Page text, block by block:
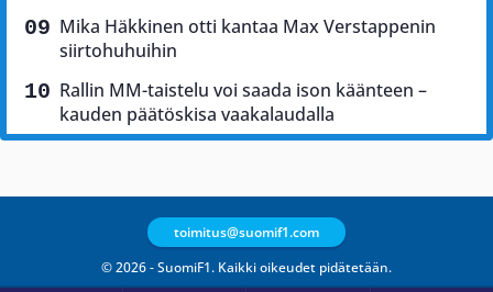
Mika Häkkinen otti kantaa Max Verstappenin
siirtohuhuihin
Rallin MM-taistelu voi saada ison käänteen –
kauden päätöskisa vaakalaudalla
© 2026 - SuomiF1. Kaikki oikeudet pidätetään.
toimitus@suomif1.com